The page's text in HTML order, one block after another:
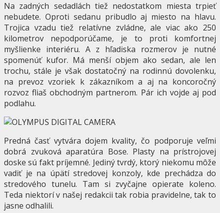
Na zadných sedadlách tiež nedostatkom miesta trpieť
nebudete. Oproti sedanu pribudlo aj miesto na hlavu.
Trojica vzadu tiež relatívne zvládne, ale viac ako 250
kilometrov nepodporúčame, je to proti komfortnej
myšlienke interiéru. A z hľadiska rozmerov je nutné
spomenúť kufor. Má menší objem ako sedan, ale len
trochu, stále je však dostatočný na rodinnú dovolenku,
na prevoz vzoriek k zákazníkom a aj na koncoročný
rozvoz fliaš obchodným partnerom. Pár ich vojde aj pod
podlahu.
Predná časť vytvára dojem kvality, čo podporuje veľmi
dobrá zvuková aparatúra Bose. Plasty na prístrojovej
doske sú fakt príjemné. Jediný tvrdý, ktorý niekomu môže
vadiť je na úpätí stredovej konzoly, kde prechádza do
stredového tunelu. Tam si zvyčajne opierate koleno.
Teda niektorí v našej redakcii tak robia pravidelne, tak to
jasne odhalili.